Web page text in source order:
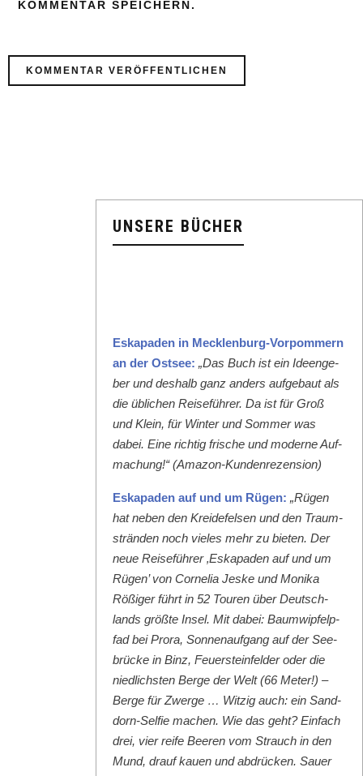
KOMMENTAR SPEICHERN.
UNSERE BÜCHER
Eska­paden in Meck­len­burg-Vor­pom­mern
an der Ost­see: „Das Buch ist ein Ideenge­
ber und deshalb ganz anders aufge­baut als
die üblichen Reise­führer. Da ist für Groß
und Klein, für Win­ter und Som­mer was
dabei. Eine richtig frische und mod­erne Auf­
machung!“ (Ama­zon-Kun­den­rezen­sion)
Eska­paden auf und um Rügen: „Rügen
hat neben den Krei­de­felsen und den Traum­
strän­den noch vieles mehr zu bieten. Der
neue Reise­führer ‚Eska­paden auf und um
Rügen’ von Cor­nelia Jeske und Moni­ka
Rößiger führt in 52 Touren über Deutsch­
lands größte Insel. Mit dabei: Baumwipfelp­
fad bei Pro­ra, Son­nenauf­gang auf der See­
brücke in Binz, Feuer­ste­in­felder oder die
niedlich­sten Berge der Welt (66 Meter!) –
Berge für Zwerge … Witzig auch: ein Sand­
dorn-Self­ie machen. Wie das geht? Ein­fach
drei, vier reife Beeren vom Strauch in den
Mund, drauf kauen und abdrück­en. Sauer